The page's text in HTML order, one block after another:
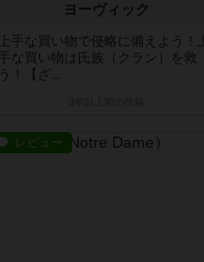
ヨーヴィック
上手な買い物で侵略に備えよう！上
手な買い物は氏族（クラン）を救
う！【ざ...
レビュー